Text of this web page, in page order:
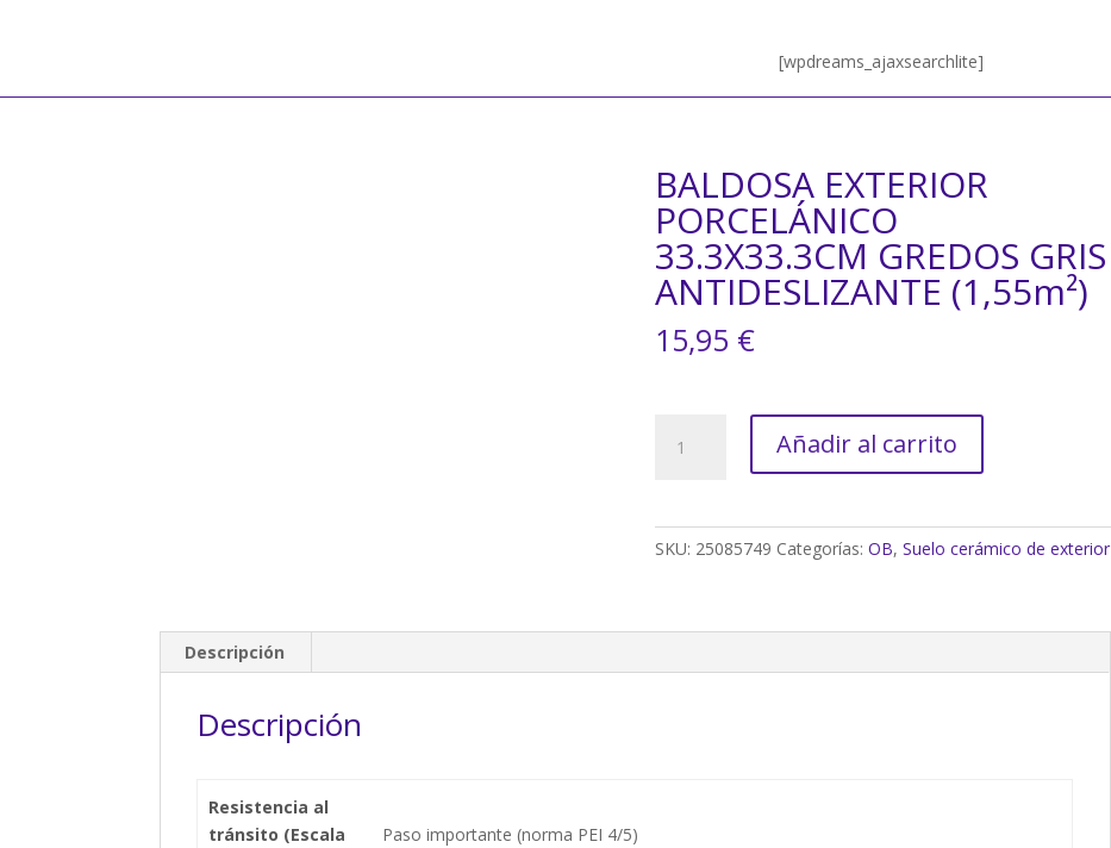
[wpdreams_ajaxsearchlite]
BALDOSA EXTERIOR
PORCELÁNICO
33.3X33.3CM GREDOS GRIS
ANTIDESLIZANTE (1,55m²)
15,95 €
EXTERIOR
PORCELÁNICO
Añadir al carrito
SKU: 25085749 Categorías: OB, Suelo cerámico de exterior
Descripción
Descripción
Resistencia al
tránsito (Escala
Paso importante (norma PEI 4/5)